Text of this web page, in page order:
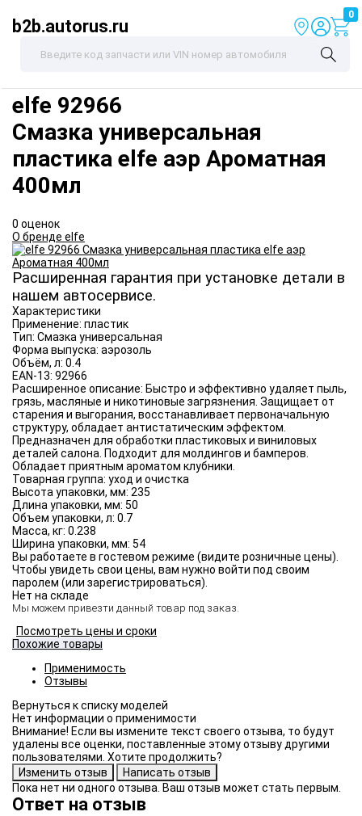
b2b.autorus.ru
0
elfe 92966
Смазка универсальная
пластика elfe аэр Ароматная
400мл
0 оценок
О бренде elfe
Расширенная гарантия при установке детали в
нашем автосервисе.
Характеристики
Применение: пластик
Тип: Смазка универсальная
Форма выпуска: аэрозоль
Объём, л: 0.4
EAN-13: 92966
Расширенное описание: Быстро и эффективно удаляет пыль,
грязь, масляные и никотиновые загрязнения. Защищает от
старения и выгорания, восстанавливает первоначальную
структуру, обладает антистатическим эффектом.
Предназначен для обработки пластиковых и виниловых
деталей салона. Подходит для молдингов и бамперов.
Обладает приятным ароматом клубники.
Товарная группа: уход и очистка
Высота упаковки, мм: 235
Длина упаковки, мм: 50
Объем упаковки, л: 0.7
Масса, кг: 0.238
Ширина упаковки, мм: 54
Вы работаете в гостевом режиме (видите розничные цены).
Чтобы увидеть свои цены, вам нужно войти под своим
паролем (или зарегистрироваться).
Нет на складе
Мы можем привезти данный товар под заказ.
Посмотреть цены и сроки
Похожие товары
Применимость
Отзывы
Нет информации о применимости
Внимание! Если вы измените текст своего отзыва, то будут
удалены все оценки, поставленные этому отзыву другими
пользователями. Хотите продолжить?
Пока нет ни одного отзыва. Ваш отзыв может стать первым.
Ответ на отзыв